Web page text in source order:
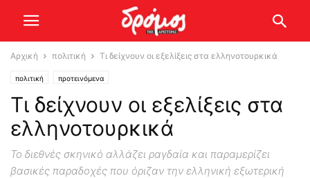
Αρχική πολιτική Τι δείχνουν οι εξελίξεις στα ελληνοτουρκικά
πολιτική προτεινόμενα
Τι δείχνουν οι εξελίξεις στα
ελληνοτουρκικά
Το διεθνές σκηνικό αλλάζει ραγδαία και παραμερίζει
βασικές παραδοχές που όριζαν την ελληνική εξωτερική